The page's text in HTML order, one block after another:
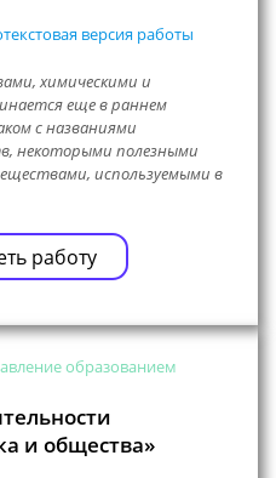
версия работы
химическими и
еще в раннем
с названиями
некоторыми полезными
используемыми в
работу
образованием
и общества»